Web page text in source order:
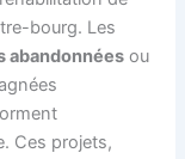
bourg. Les
abandonnées ou
Ces projets,